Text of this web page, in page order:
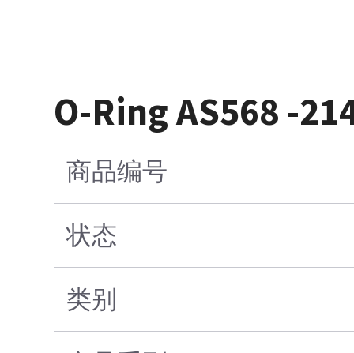
O-Ring AS568 -
商品编号
状态
类别